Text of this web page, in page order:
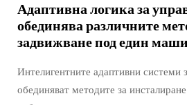
Адаптивна логика за
обединява различните
задвижване под един
Интелигентните адаптивни системи
обединяват методите за